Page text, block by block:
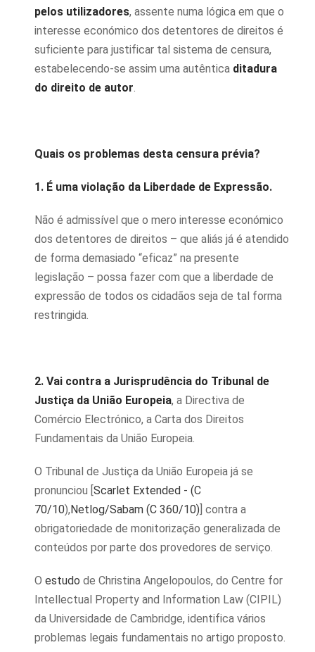
pelos utilizadores, assente numa lógica em que o
interesse económico dos detentores de direitos é
suficiente para justificar tal sistema de censura,
estabelecendo-se assim uma autêntica ditadura
do direito de autor
Quais os problemas desta censura prévia?
1. É uma violação da Liberdade de Expressão.
Não é admissível que o mero interesse económico
dos detentores de direitos – que aliás já é atendido
de forma demasiado “eficaz” na presente
legislação – possa fazer com que a liberdade de
expressão de todos os cidadãos seja de tal forma
restringida.
2. Vai contra a Jurisprudência do Tribunal de
Justiça da União Europeia, a Directiva de
Comércio Electrónico, a Carta dos Direitos
Fundamentais da União Europeia.
O Tribunal de Justiça da União Europeia já se
pronunciou [Scarlet Extended - (C
70/10),Netlog/Sabam (C 360/10)] contra a
obrigatoriedade de monitorização generalizada de
conteúdos por parte dos provedores de serviço.
O estudo de Christina Angelopoulos, do Centre for
Intellectual Property and Information Law (CIPIL)
da Universidade de Cambridge, identifica vários
problemas legais fundamentais no artigo proposto.